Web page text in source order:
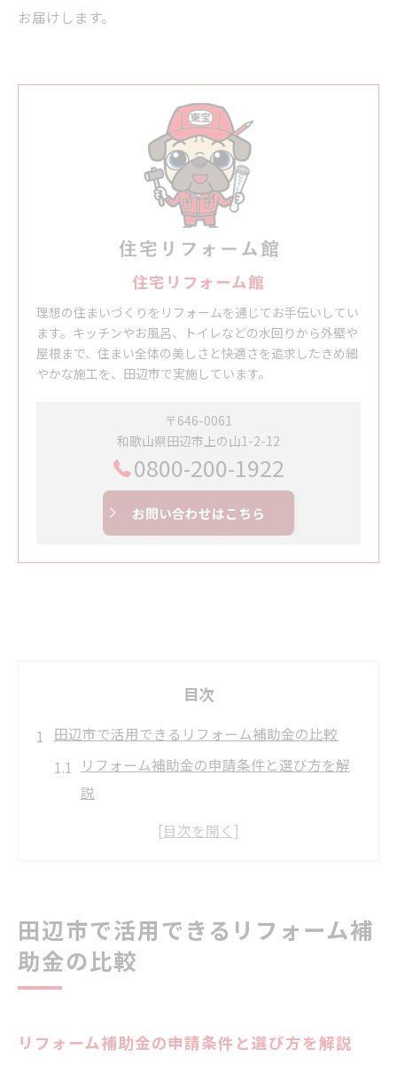
お届けします。
住宅リフォーム館
理想の住まいづくりをリフォームを通じてお手伝いしてい
ます。キッチンやお風呂、トイレなどの水回りから外壁や
屋根まで、住まい全体の美しさと快適さを追求したきめ細
やかな施工を、田辺市で実施しています。
〒646-0061
和歌山県田辺市上の山1-2-12
0800-200-1922
お問い合わせはこちら
目次
田辺市で活用できるリフォーム補助金の比較
リフォーム補助金の申請条件と選び方を解
説
リフォーム費用を抑えるための補助金活用
リフォーム計画時に知るべき田辺市の支援制度
リフォーム計画前に把握したい最新支援制
田辺市の独自支援策と国制度の違いを解説
田辺市で活用できるリフォーム補
助金の比較
リフォーム補助金の申請条件と選び方を解説